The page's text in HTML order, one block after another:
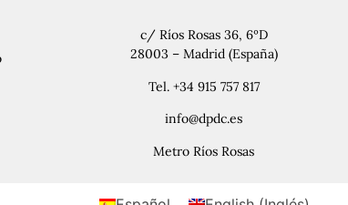
c/ Ríos Rosas 36, 6ºD
28003 – Madrid (España)
Tel. +34 915 757 817
info@dpdc.es
Metro Ríos Rosas